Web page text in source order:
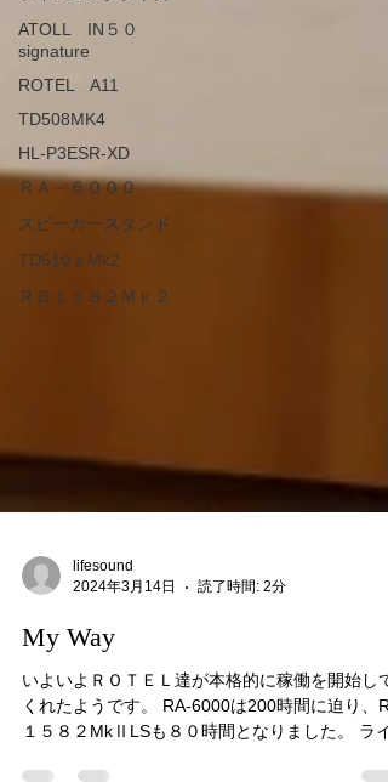
ATOLL IN５０
signature
ROTEL A11
TD508MK4
HL-P3ESR-XD
ＲＡ－６０００
スピーカースタンド
TD510ｚMk2
ＲＢ１５８２Ｍｋ２
2024年3月14日
My Way
いよいよＲＯＴＥＬ達が本格的に稼働を開始して
１５８２MkⅡLSも８０時間となりました。 ライ